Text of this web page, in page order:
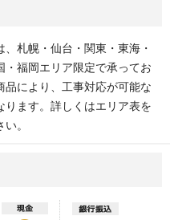
、札幌・仙台・関東・東海・
・福岡エリア限定で承ってお
品により、工事対応が可能な
ります。詳しくはエリア表を
。